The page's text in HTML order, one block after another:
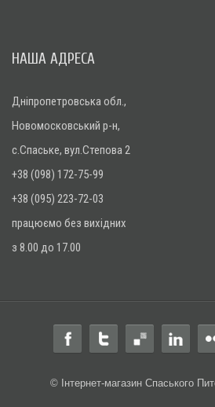
НАША АДРЕСА
Дніпропетровська обл.,
Новомосковський р-н,
с.Спаське, вул.Степова 2
+38 (098) 172-75-99
+38 (095) 223-72-03
працюємо без вихідних
з 8.00 до 17.00
© Інтернет-магазин Спаського